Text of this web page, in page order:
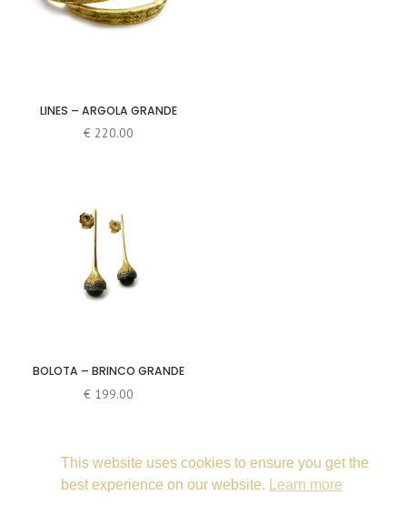
LINES – ARGOLA GRANDE
€220.00
BOLOTA – BRINCO GRANDE
€ 199.00
This website uses cookies to ensure you get the
best experience on our website. Learn more